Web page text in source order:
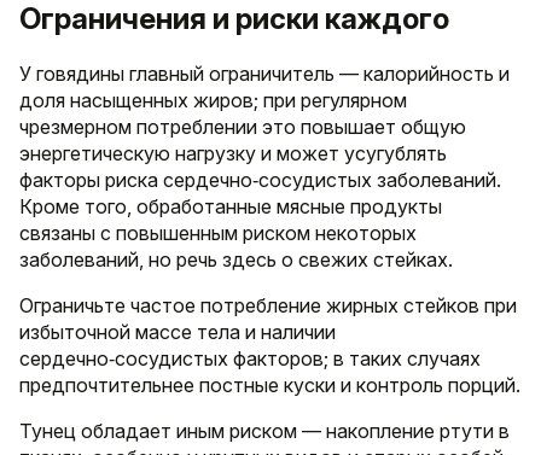
Ограничения и риски каждого
У говядины главный ограничитель — калорийность и
доля насыщенных жиров; при регулярном
чрезмерном потреблении это повышает общую
энергетическую нагрузку и может усугублять
факторы риска сердечно‑сосудистых заболеваний.
Кроме того, обработанные мясные продукты
связаны с повышенным риском некоторых
заболеваний, но речь здесь о свежих стейках.
Ограничьте частое потребление жирных стейков при
избыточной массе тела и наличии
сердечно‑сосудистых факторов; в таких случаях
предпочтительнее постные куски и контроль порций.
Тунец обладает иным риском — накопление ртути в